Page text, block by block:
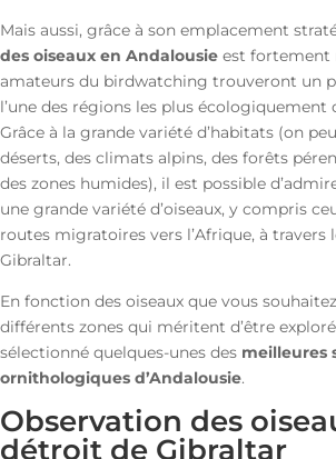
Mais aussi, grâce à son emplacement
des oiseaux en Andalousie est fortement
amateurs du birdwatching trouveront un
l’une des régions les plus écologiquement
Grâce à la grande variété d’habitats (on
déserts, des climats alpins, des forêts
des zones humides), il est possible
une grande variété d’oiseaux, y compris
routes migratoires vers l’Afrique, à travers
Gibraltar.
En fonction des oiseaux que vous
différents zones qui méritent d’être
sélectionné quelques-unes des meilleures
ornithologiques d’Andalousie.
Observation des
détroit de Gibraltar